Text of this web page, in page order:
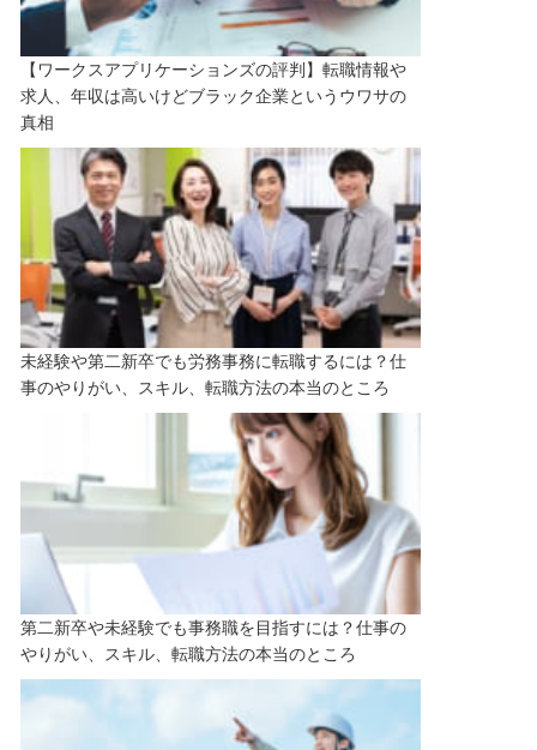
【ワークスアプリケーションズの評判】転職情報や
求人、年収は高いけどブラック企業というウワサの
真相
未経験や第二新卒でも労務事務に転職するには？仕
事のやりがい、スキル、転職方法の本当のところ
第二新卒や未経験でも事務職を目指すには？仕事の
やりがい、スキル、転職方法の本当のところ